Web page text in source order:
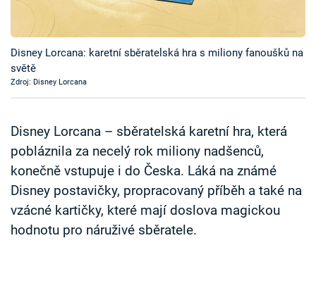
Sledujte prima+
Přihlášení
Sledujte nás
Disney Lorcana: karetní sběratelská hra s miliony fanoušků na
světě
Zdroj: Disney Lorcana
Disney Lorcana – sběratelská karetní hra, která
pobláznila za necelý rok miliony nadšenců,
konečně vstupuje i do Česka. Láká na známé
Disney postavičky, propracovaný příběh a také na
vzácné kartičky, které mají doslova magickou
hodnotu pro náruživé sběratele.